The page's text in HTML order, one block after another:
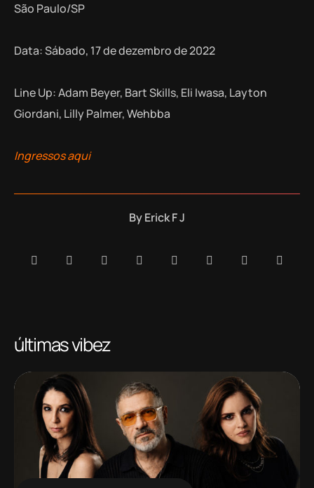
São Paulo/SP
Data: Sábado, 17 de dezembro de 2022
Line Up: Adam Beyer, Bart Skills, Eli Iwasa, Layton
Giordani, Lilly Palmer, Wehbba
Ingressos aqui
ByErick F J
últimas vibez